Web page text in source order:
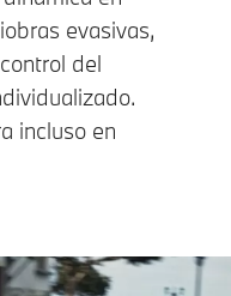
evasivas,
del
incluso en